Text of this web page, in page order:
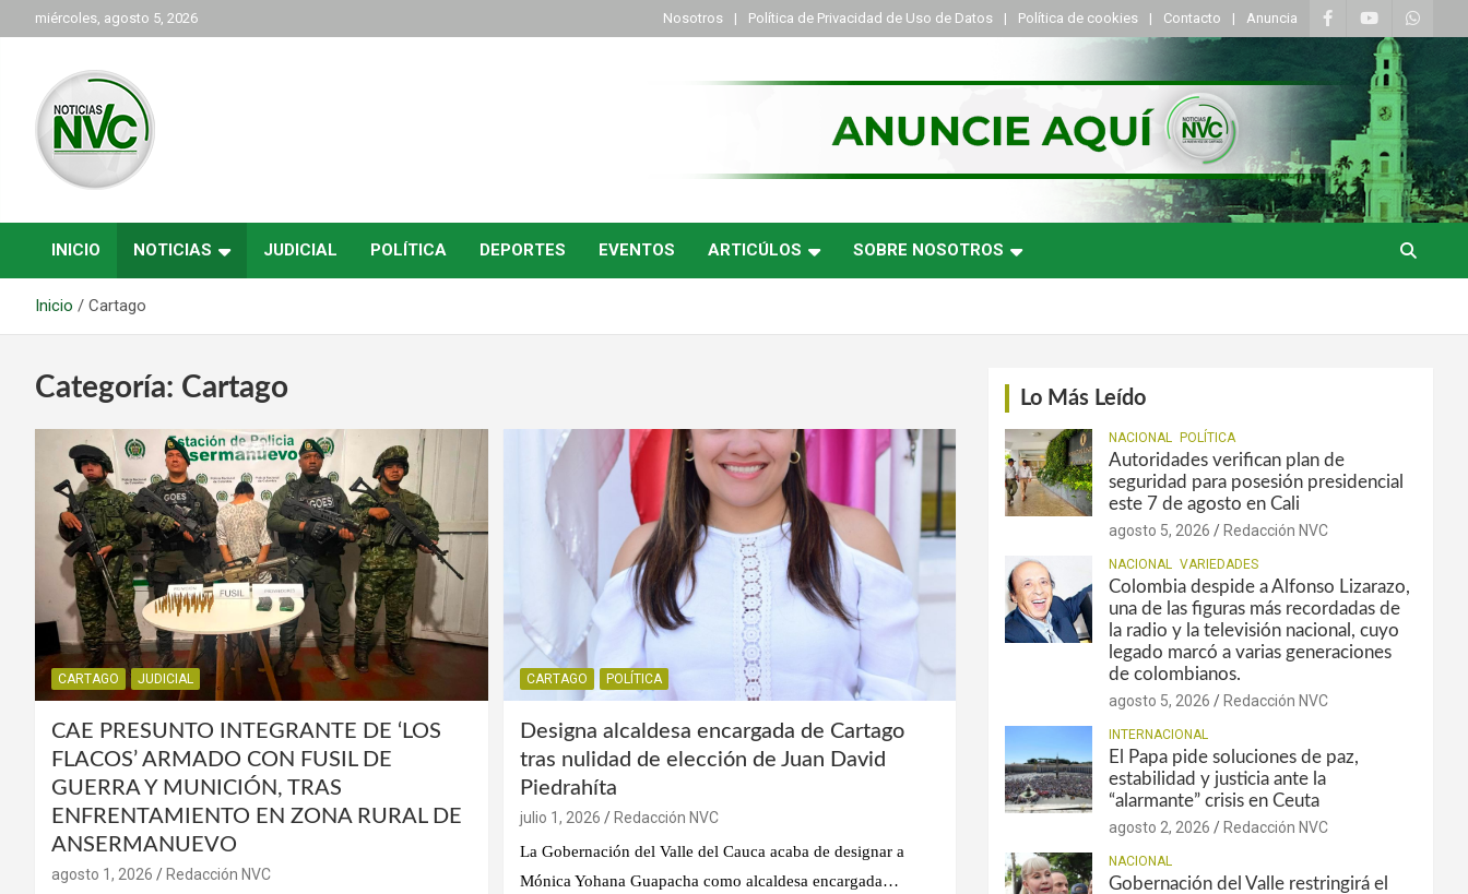
al
miércoles, agosto 5, 2026 Nosotros Política de Privacidad de Uso de Datos Política de cookies Contacto Anuncia
NVC Noticias
INICIO NOTICIAS JUDICIAL POLÍTICA DEPORTES EVENTOS ARTICÚLOS SOBRE NOSOTROS
Inicio Cartago
Categoría: Cartago
CARTAGO JUDICIAL
CAE PRESUNTO INTEGRANTE DE ‘LOS
FLACOS’ ARMADO CON FUSIL DE
GUERRA Y MUNICIÓN, TRAS
ENFRENTAMIENTO EN ZONA RURAL DE
ANSERMANUEVO
agosto 1, 2026
Redacción NVC
CARTAGO POLÍTICA
Designa alcaldesa encargada de Cartago
tras nulidad de elección de Juan David
Piedrahíta
julio 1, 2026
Redacción NVC
La Gobernación del Valle del Cauca acaba de designar a
Mónica Yohana Guapacha como alcaldesa encargada…
Lo Más Leído
NACIONAL POLÍTICA
Autoridades verifican plan de
seguridad para posesión presidencial
este 7 de agosto en Cali
agosto 5, 2026 Redacción NVC
NACIONAL VARIEDADES
Colombia despide a Alfonso Lizarazo,
una de las figuras más recordadas de
la radio y la televisión nacional, cuyo
legado marcó a varias generaciones
de colombianos.
agosto 5, 2026 Redacción NVC
INTERNACIONAL
El Papa pide soluciones de paz,
estabilidad y justicia ante la
“alarmante” crisis en Ceuta
agosto 2, 2026 Redacción NVC
NACIONAL
Gobernación del Valle restringirá el